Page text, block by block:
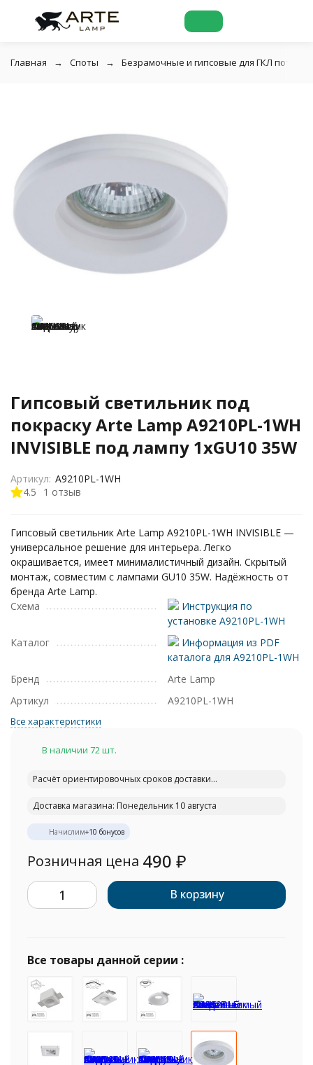
Главная Споты Безрамочные и гипсовые для ГКЛ
Гипсовый светильник под
покраску Arte Lamp A9210PL-1WH
INVISIBLE под лампу 1xGU10 35W
4.5 1 отзыв
Артикул: A9210PL-1WH
Гипсовый светильник Arte Lamp A9210PL-1WH INVISIBLE —
универсальное решение для интерьера. Легко
окрашивается, имеет минималистичный дизайн. Скрытый
монтаж, совместим с лампами GU10 35W. Надёжность от
бренда Arte Lamp.
Схема
Инструкция по
установке A9210PL-1WH
Каталог
Информация из PDF
каталога для A9210PL-1WH
Бренд
Arte Lamp
Артикул
A9210PL-1WH
Все характеристики
В наличии 72 шт.
Расчёт ориентировочных сроков доставки...
Доставка магазина: Понедельник 10 августа
Начислим+10 бонусов
Розничная цена 490 ₽
В корзину
Все товары данной серии :